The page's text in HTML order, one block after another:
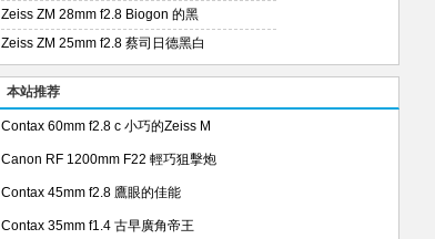
Zeiss ZM 28mm f2.8 Biogon 的黑
Zeiss ZM 25mm f2.8 蔡司日德黑白
本站推荐
Contax 60mm f2.8 c 小巧的Zeiss M
Canon RF 1200mm F22 輕巧狙擊炮
Contax 45mm f2.8 鷹眼的佳能
Contax 35mm f1.4 古早廣角帝王